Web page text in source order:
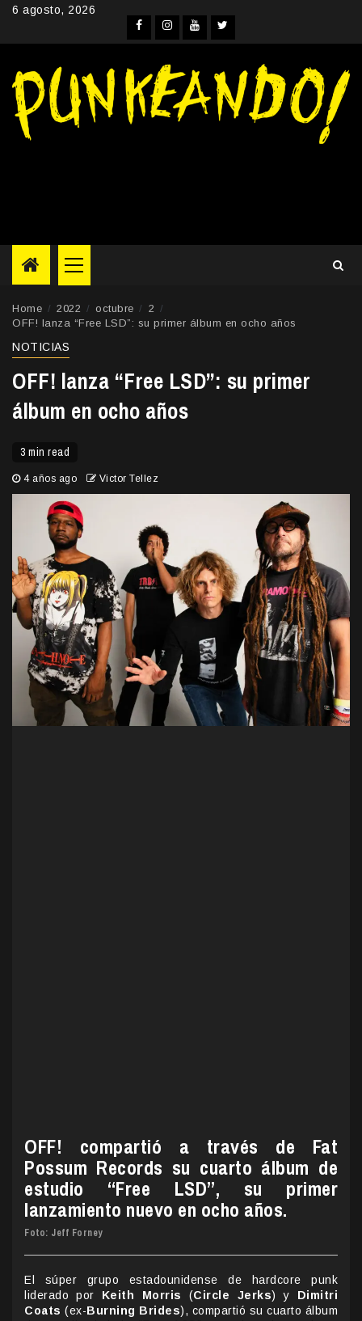
Skip6 agosto, 2026
Facebook
Instagram
YouTube
Twitter
Primary
Menu
Home 2022 octubre
2
OFF! lanza “Free LSD”: su primer álbum en ocho años
NOTICIAS
OFF! lanza “Free LSD”: su primer
álbum en ocho años
3 min read
4 años ago Victor Tellez
OFF! compartió a través de Fat
Possum Records su cuarto álbum de
estudio “Free LSD”, su primer
lanzamiento nuevo en ocho años.
Foto: Jeff Forney
El súper grupo estadounidense de hardcore punk
liderado por Keith Morris (Circle Jerks) y Dimitri
Coats (ex-Burning Brides), compartió su cuarto álbum